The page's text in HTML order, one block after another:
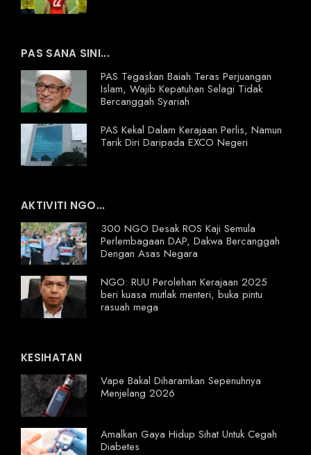
PAS SANA SINI...
PAS Tegaskan Baiah Teras Perjuangan
Islam, Wajib Kepatuhan Selagi Tidak
Bercanggah Syariah
PAS Kekal Dalam Kerajaan Perlis, Namun
Tarik Diri Daripada EXCO Negeri
AKTIVITI NGO...
300 NGO Desak ROS Kaji Semula
Perlembagaan DAP, Dakwa Bercanggah
Dengan Asas Negara
NGO: RUU Perolehan Kerajaan 2025
beri kuasa mutlak menteri, buka pintu
rasuah mega
KESIHATAN
Vape Bakal Diharamkan Sepenuhnya
Menjelang 2026
Amalkan Gaya Hidup Sihat Untuk Cegah
Diabetes